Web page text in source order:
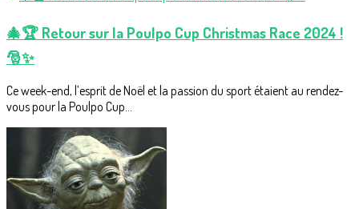
🎄🏆 Retour sur la Poulpo Cup Christmas Race 2024 !
🎅✨
Ce week-end, l’esprit de Noël et la passion du sport étaient au rendez-
vous pour la Poulpo Cup...